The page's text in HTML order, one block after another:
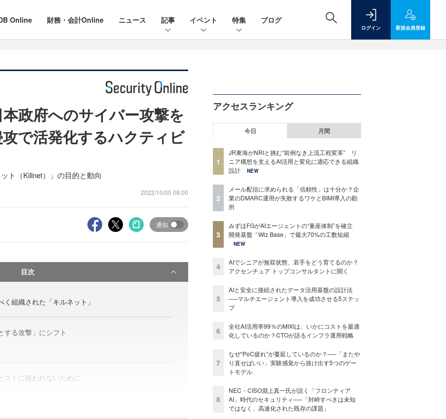
Online 財務・会計Online ニュース 記事 イベント 特集 ブログ
ログイン 新規会員登録
本政府へのサイバー攻撃を
で活発化するハクティビ
ト（Killnet）」の目的と動向
2022/10/05 08:00
通知
目次
組織された「キルネット」
する攻撃」にシフト
ストに狙われないために
アクセスランキング
今日 月間
1
JR東海がNRIと挑む“前例なき上流工程変革” リ
ニア構想を支えるAI活用と変化に適応できる組織
設計
NEW
2
メール配信に求められる「信頼性」は十分か？企
業のDMARC運用が失敗するワケとBIMI導入の勘
所
3
みずほFGがAIエージェントの“量産体制”を確立
開発基盤「Wiz Base」で最大70%の工数短縮
NEW
4
AIでシニアが無双状態、若手をどう育てるのか？
アクセンチュア トップコンサルタントに聞く
5
AIと安全に接続されたデータ活用基盤の設計法
──マルチエージェント導入を成功させる5ステッ
プ
6
全社AI活用率99％のMIXIは、いかにコストを最適
化しているのか？CTOが語るインフラ運用戦略
7
なぜ“PoC疲れ”が蔓延しているのか？──「またや
り直せばいい」実験感覚から抜け出す5つのゲー
トモデル
8
NEC・CISO淵上真一氏が説く「フロンティア
AI」時代のセキュリティ──「対峙すべきは未知
ではなく、高速化された既存の課題」